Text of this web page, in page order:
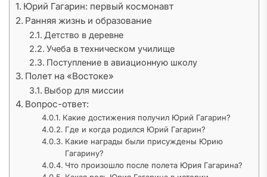
Юрий Гагарин: первый космонавт
Ранняя жизнь и образование
Детство в деревне
Учеба в техническом училище
Поступление в авиационную школу
Полет на «Востоке»
Выбор для миссии
Вопрос-ответ:
Какие достижения получил Юрий Гагарин?
Где и когда родился Юрий Гагарин?
Какие награды были присуждены Юрию
Гагарину?
Что произошло после полета Юрия Гагарина?